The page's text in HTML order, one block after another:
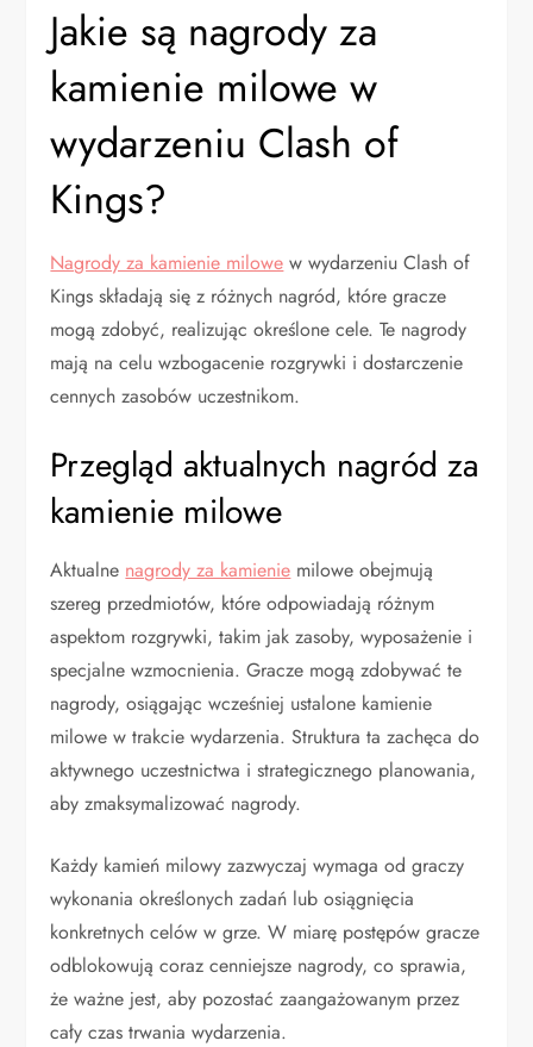
Jakie są nagrody za
kamienie milowe w
wydarzeniu Clash of
Kings?
Nagrody za kamienie milowe w wydarzeniu Clash of
Kings składają się z różnych nagród, które gracze
mogą zdobyć, realizując określone cele. Te nagrody
mają na celu wzbogacenie rozgrywki i dostarczenie
cennych zasobów uczestnikom.
Przegląd aktualnych nagród za
kamienie milowe
Aktualne nagrody za kamienie milowe obejmują
szereg przedmiotów, które odpowiadają różnym
aspektom rozgrywki, takim jak zasoby, wyposażenie i
specjalne wzmocnienia. Gracze mogą zdobywać te
nagrody, osiągając wcześniej ustalone kamienie
milowe w trakcie wydarzenia. Struktura ta zachęca do
aktywnego uczestnictwa i strategicznego planowania,
aby zmaksymalizować nagrody.
Każdy kamień milowy zazwyczaj wymaga od graczy
wykonania określonych zadań lub osiągnięcia
konkretnych celów w grze. W miarę postępów gracze
odblokowują coraz cenniejsze nagrody, co sprawia,
że ważne jest, aby pozostać zaangażowanym przez
cały czas trwania wydarzenia.